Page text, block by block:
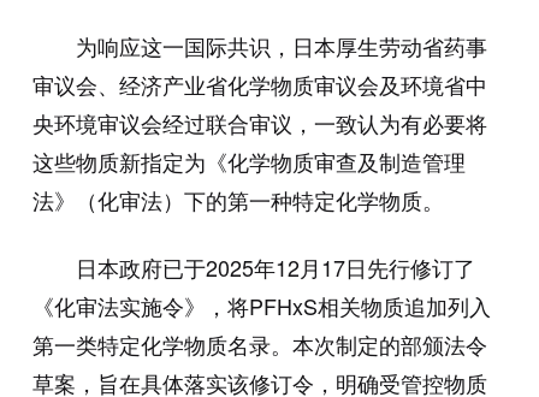
为响应这一国际共识，日本厚生劳动省药事
审议会、经济产业省化学物质审议会及环境省中
央环境审议会经过联合审议，一致认为有必要将
这些物质新指定为《化学物质审查及制造管理
法》（化审法）下的第一种特定化学物质。
日本政府已于2025年12月17日先行修订了
《化审法实施令》，将PFHxS相关物质追加列入
第一类特定化学物质名录。本次制定的部颁法令
草案，旨在具体落实该修订令，明确受管控物质